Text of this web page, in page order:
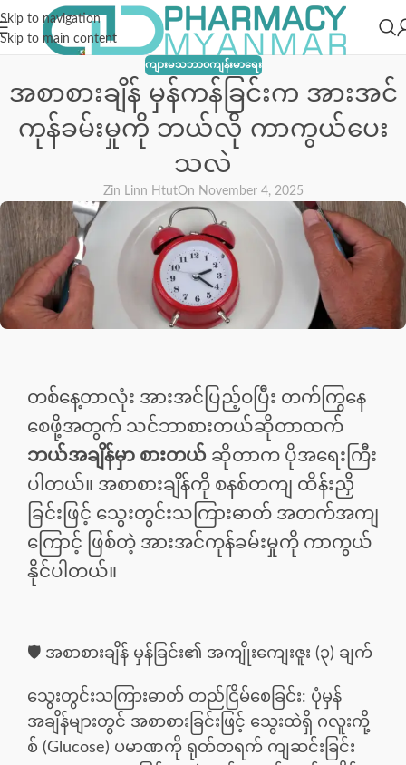
Skip to navigation
Skip to main content
ကျားမသဘာ၀ကျန်းမာရေး
အစာစားချိန် မှန်ကန်ခြင်းက အားအင်
ကုန်ခမ်းမှုကို ဘယ်လို ကာကွယ်ပေး
သလဲ
Zin Linn HtutOn November 4, 2025
တစ်နေ့တာလုံး အားအင်ပြည့်ဝပြီး တက်ကြွနေ
စေဖို့အတွက် သင်ဘာစားတယ်ဆိုတာထက်
ဘယ်အချိန်မှာ စားတယ် ဆိုတာက ပိုအရေးကြီး
ပါတယ်။ အစာစားချိန်ကို စနစ်တကျ ထိန်းညှိ
ခြင်းဖြင့် သွေးတွင်းသကြားဓာတ် အတက်အကျ
ကြောင့် ဖြစ်တဲ့ အားအင်ကုန်ခမ်းမှုကို ကာကွယ်
နိုင်ပါတယ်။
🛡️ အစာစားချိန် မှန်ခြင်း၏ အကျိုးကျေးဇူး (၃) ချက်
သွေးတွင်းသကြားဓာတ် တည်ငြိမ်စေခြင်း: ပုံမှန်
အချိန်များတွင် အစာစားခြင်းဖြင့် သွေးထဲရှိ ဂလူးကို့
စ် (Glucose) ပမာဏကို ရုတ်တရက် ကျဆင်းခြင်း